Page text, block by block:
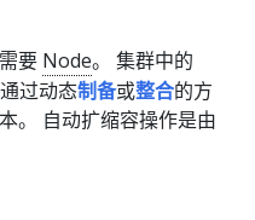
要 Node。 集群中的
过动态制备或整合的方
。 自动扩缩容操作是由